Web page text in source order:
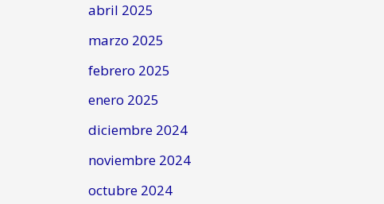
abril 2025
marzo 2025
febrero 2025
enero 2025
diciembre 2024
noviembre 2024
octubre 2024